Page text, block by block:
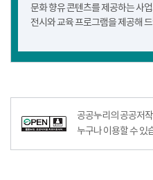
문화 향유 콘텐츠를 제공하는 사
전시와 교육 프로그램을 제공해
공공누리공공저작물자유이용허락
공공누리의 공공저
누구나 이용할 수 있